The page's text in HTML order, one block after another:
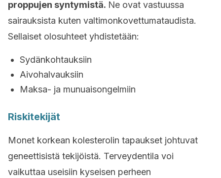
proppujen syntymistä. Ne ovat vastuussa
sairauksista kuten valtimonkovettumataudista.
Sellaiset olosuhteet yhdistetään:
Sydänkohtauksiin
Aivohalvauksiin
Maksa- ja munuaisongelmiin
Riskitekijät
Monet korkean kolesterolin tapaukset johtuvat
geneettisistä tekijöistä. Terveydentila voi
vaikuttaa useisiin kyseisen perheen